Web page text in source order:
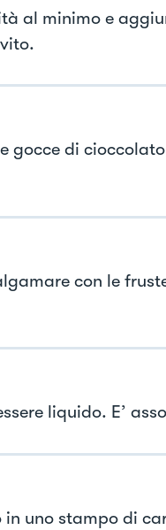
al minimo e
gocce di
con le
liquido. E’
in uno stampo di